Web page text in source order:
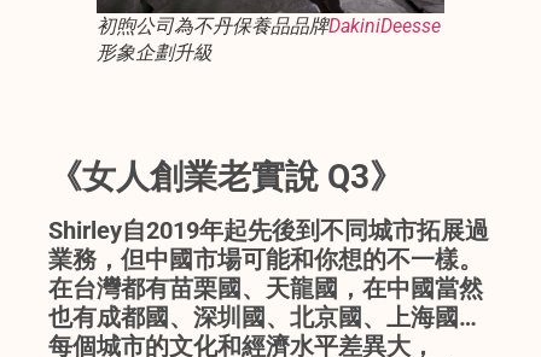
初煦公司為不丹保養品品牌DakiniDeesse
形象企劃升級
《女人創業老實說 Q3》
Shirley自2019年起先後到不同城市拓展過
業務，但中國市場可能和你想的不一樣。
在台灣都有苗栗國、天龍國，在中國當然
也有成都國、深圳國、北京國、上海國…
每個城市的文化和經濟水平差異大，